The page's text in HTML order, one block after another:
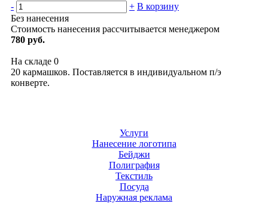
- + В корзину
Без нанесения
Стоимость нанесения рассчитывается менеджером
780 руб.
На складе 0
20 кармашков. Поставляется в индивидуальном п/э
конверте.
Услуги
Нанесение логотипа
Бейджи
Полиграфия
Текстиль
Посуда
Наружная реклама